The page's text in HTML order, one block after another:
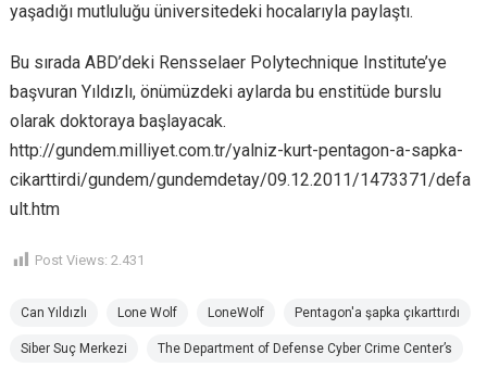
yaşadığı mutluluğu üniversitedeki hocalarıyla paylaştı.
Bu sırada ABD’deki Rensselaer Polytechnique Institute’ye
başvuran Yıldızlı, önümüzdeki aylarda bu enstitüde burslu
olarak doktoraya başlayacak.
http://gundem.milliyet.com.tr/yalniz-kurt-pentagon-a-sapka-
cikarttirdi/gundem/gundemdetay/09.12.2011/1473371/defa
ult.htm
Post Views: 2.431
Can Yıldızlı Lone Wolf LoneWolf Pentagon'a şapka çıkarttırdı
Siber Suç Merkezi The Department of Defense Cyber Crime Center’s